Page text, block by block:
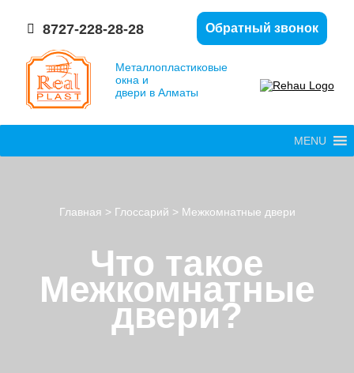
Обратный звонок
8727-228-28-28
Металлопластиковые
окна и
двери в Алматы
MENU
Главная > Глоссарий > Межкомнатные двери
Что такое
Межкомнатные
двери?